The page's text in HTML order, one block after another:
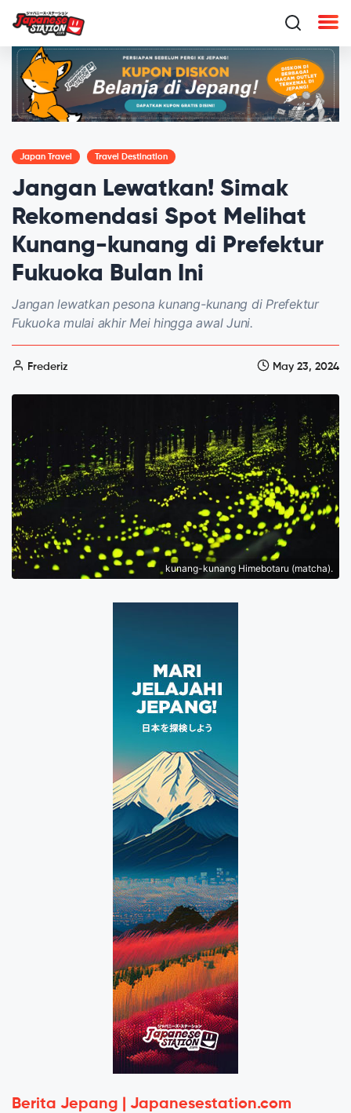
Japan Travel Travel Destination
Jangan Lewatkan! Simak
Rekomendasi Spot Melihat
Kunang-kunang di Prefektur
Fukuoka Bulan Ini
Jangan lewatkan pesona kunang-kunang di Prefektur
Fukuoka mulai akhir Mei hingga awal Juni.
Frederiz May 23, 2024
kunang-kunang Himebotaru (matcha).
Berita Jepang | Japanesestation.com